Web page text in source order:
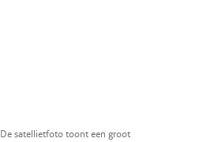
De satellietfoto toont een groot